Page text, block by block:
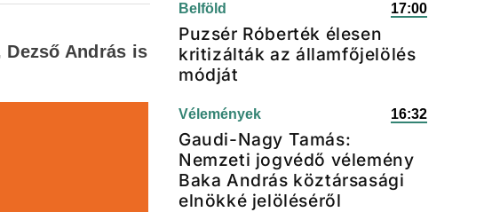
András is
Belföld 17:00
Puzsér Róberték élesen
kritizálták az államfőjelölés
módját
Vélemények 16:32
Gaudi-Nagy Tamás:
Nemzeti jogvédő vélemény
Baka András köztársasági
elnökké jelöléséről